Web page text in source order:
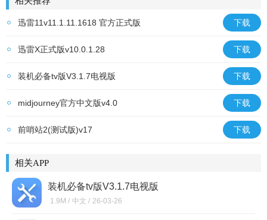
迅雷11v11.1.11.1618 官方正式版 下载
迅雷X正式版v10.0.1.28 下载
装机必备tv版V3.1.7电视版 下载
midjourney官方中文版v4.0 下载
前哨站2(测试版)v17 下载
相关APP
装机必备tv版V3.1.7电视版
1.9M / 中文 / 26-03-26